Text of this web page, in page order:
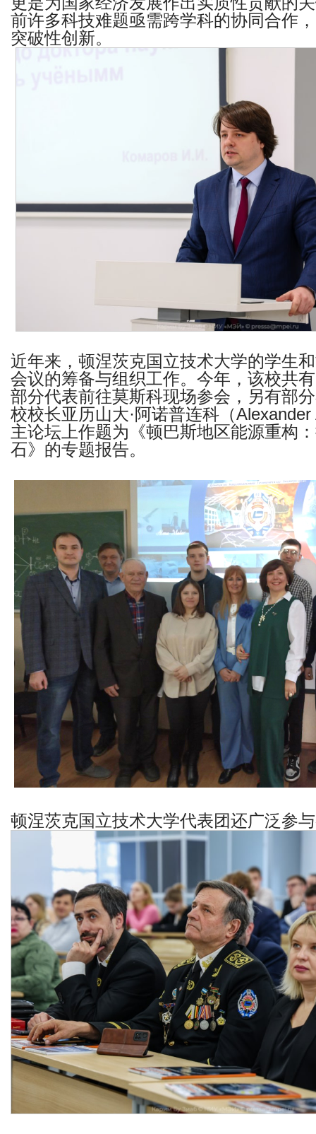
前许多科技难题亟需跨学科的协同合作
突破性创新。
近年来，顿涅茨克国立技术大学的学生
会议的筹备与组织工作。今年，该校共有
部分代表前往莫斯科现场参会，另有部
校校长亚历山大·阿诺普连科（Alexander
主论坛上作题为《顿巴斯地区能源重构
石》的专题报告。
顿涅茨克国立技术大学代表团还广泛参